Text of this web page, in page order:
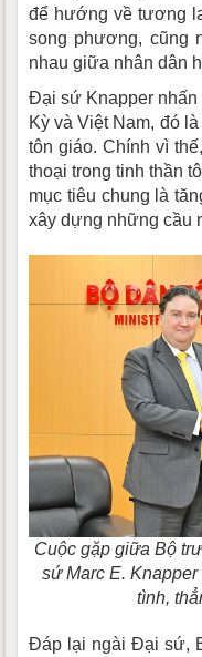
để hướng về tương
song phương, cũng
nhau giữa nhân dân
Đại sứ Knapper
Kỳ và Việt Nam, đó
tôn giáo. Chính vì
thoại trong tinh thần
mục tiêu chung là
xây dựng những cầu
Cuộc gặp giữa Bộ
sứ Marc E.
tình,
Đáp lại ngài Đại sứ,